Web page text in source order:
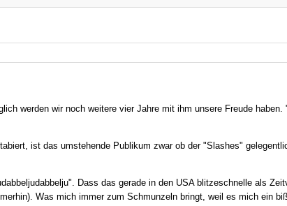
werden wir noch weitere vier Jahre mit ihm unsere Freude
ist das umstehende Publikum zwar ob der "Slashes"
Dass das gerade in den USA blitzeschnelle als
Was mich immer zum Schmunzeln bringt, weil es mich ein